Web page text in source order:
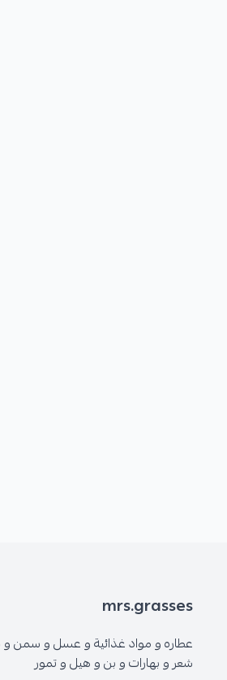
mrs.grasses
عطاره و مواد غذائية و عسل و سمن
شعر و بهارات و بن و هيل و تمور